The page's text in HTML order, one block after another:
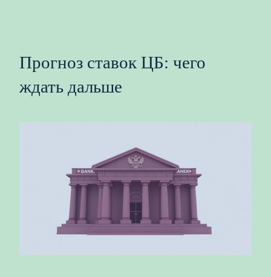
Прогноз ставок ЦБ: чего
ждать дальше